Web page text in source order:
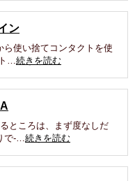
ン
使い捨てコンタクトを使
…続きを読む
ところは、まず度なしだ
で-…続きを読む